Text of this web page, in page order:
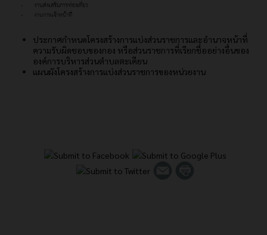
ประกาศกำหนดโครงสร้างการแบ่งส่วนราชการและอำนาจหน้าที่
ความรับผิดชอบของกอง หรือส่วนราชการที่เรียกชื่ออย่างอื่นของ
องค์การบริหารส่วนตำบลตะเคียน
แผนผังโครงสร้างการแบ่งส่วนราชการของหน่วยงาน